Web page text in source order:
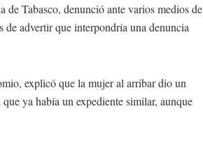
de Tabasco, denunció ante varios medios de
advertir que interpondría una denuncia
explicó que la mujer al arribar dio un
ya había un expediente similar, aunque